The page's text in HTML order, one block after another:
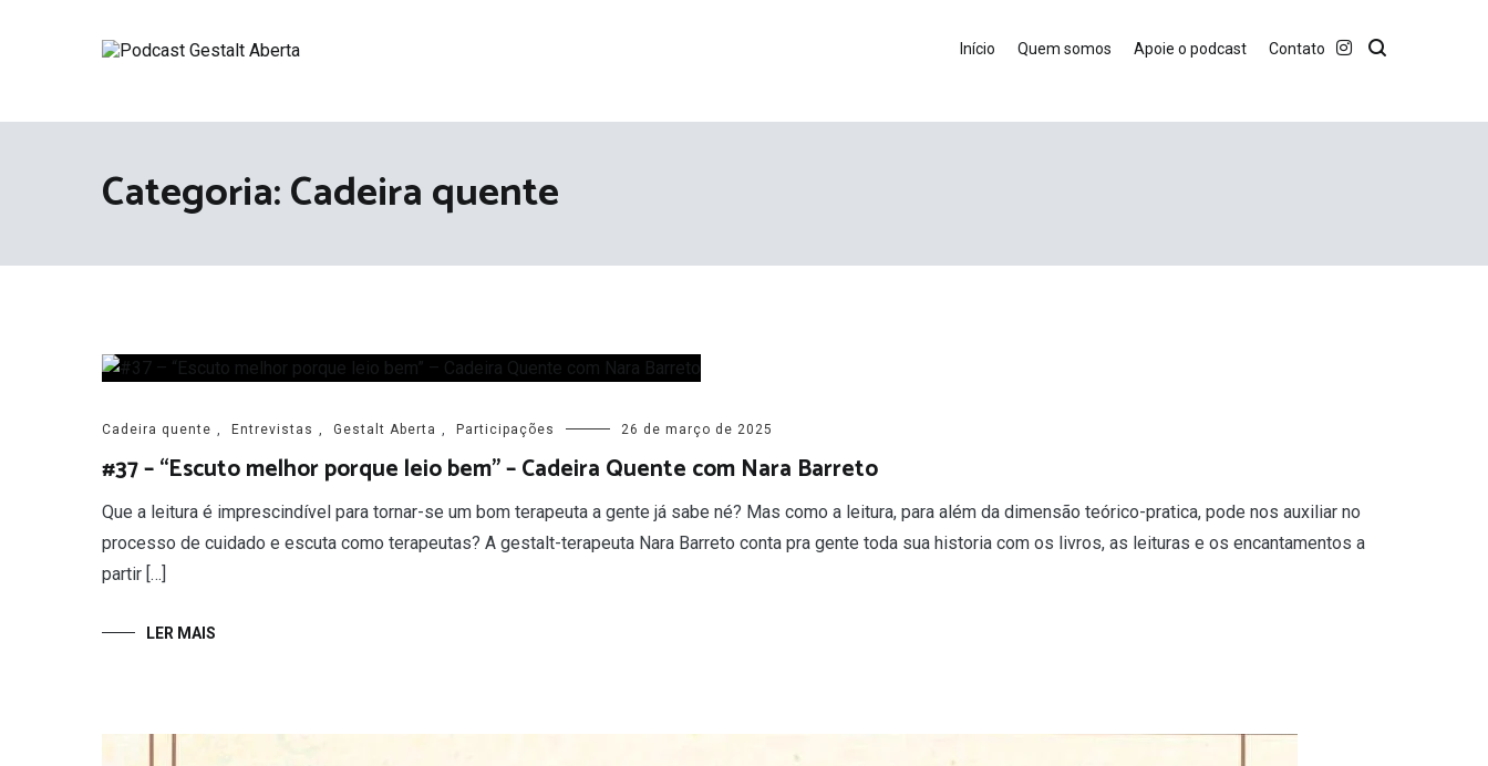
Início Quem somos Apoie o podcast Contato
Categoria: Cadeira quente
Cadeira quente , Entrevistas , Gestalt Aberta , Participações 26 de março de 2025
#37 – “Escuto melhor porque leio bem” – Cadeira Quente com Nara Barreto
Que a leitura é imprescindível para tornar-se um bom terapeuta a gente já sabe né? Mas como a leitura, para além da dimensão teórico-pratica, pode nos auxiliar no
processo de cuidado e escuta como terapeutas? A gestalt-terapeuta Nara Barreto conta pra gente toda sua historia com os livros, as leituras e os encantamentos a
partir […]
LER MAIS